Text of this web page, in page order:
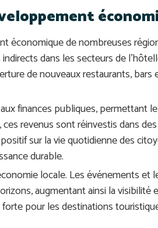
économique de nombreuses
dans les secteurs de
de nouveaux restaurants,
finances publiques, permettant
revenus sont réinvestis dans
sur la vie quotidienne des
durable.
locale. Les événements et
augmentant ainsi la visibilité
pour les destinations